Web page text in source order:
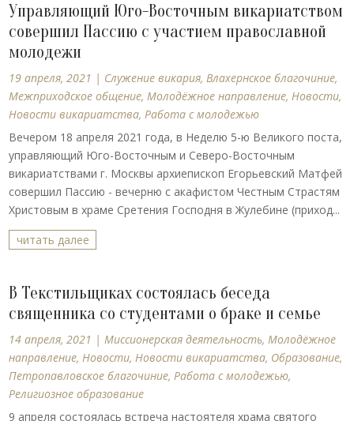
Управляющий Юго-Восточным викариатством
совершил Пассию с участием православной
молодежи
19 апреля, 2021 | Cлужение викария,Влахернское благочиние,
Межприходское общение,Молодёжное направление,Новости,
Новости викариатства,Работа с молодежью
Вечером 18 апреля 2021 года, в Неделю 5-ю Великого поста,
управляющий Юго-Восточным и Северо-Восточным
викариатствами г. Москвы архиепископ Егорьевский Матфей
совершил Пассию - вечерню с акафистом Честным Страстям
Христовым в храме Сретения Господня в Жулебине (приход...
читать далее
В Текстильщиках состоялась беседа
священника со студентами о браке и семье
14 апреля, 2021 |Миссионерская деятельность,Молодёжное
направление,Новости,Новости викариатства, Образование,
Петропавловское благочиние,Работа с молодежью,
Религиозное образование
9 апреля состоялась встреча настоятеля храма святого